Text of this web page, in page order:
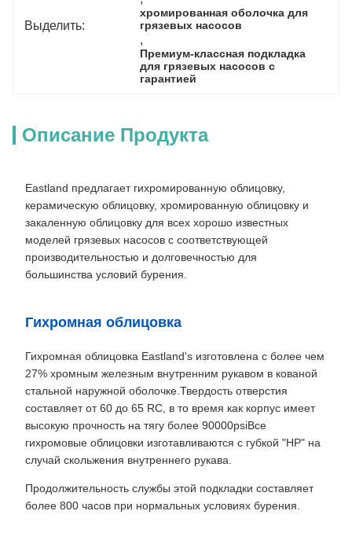
Выделить:
хромированная оболочка для
грязевых насосов
,
Премиум-классная подкладка
для грязевых насосов с
гарантией
Описание Продукта
Eastland предлагает гихромированную облицовку,
керамическую облицовку, хромированную облицовку и
закаленную облицовку для всех хорошо известных
моделей грязевых насосов с соответствующей
производительностью и долговечностью для
большинства условий бурения.
Гихромная облицовка
Гихромная облицовка Eastland's изготовлена с более чем
27% хромным железным внутренним рукавом в кованой
стальной наружной оболочке.Твердость отверстия
составляет от 60 до 65 RC, в то время как корпус имеет
высокую прочность на тягу более 90000psiВсе
гихромовые облицовки изготавливаются с губкой "HP" на
случай скольжения внутреннего рукава.
Продолжительность службы этой подкладки составляет
более 800 часов при нормальных условиях бурения.